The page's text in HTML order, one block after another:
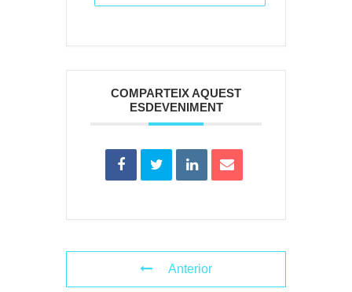
COMPARTEIX AQUEST
ESDEVENIMENT
Anterior